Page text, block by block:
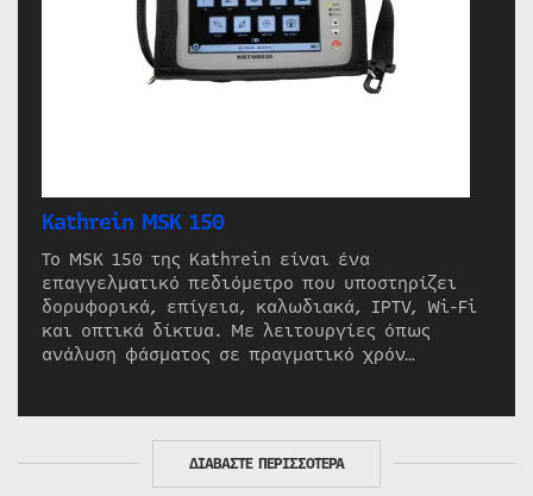
Kathrein MSK 150
Το MSK 150 της Kathrein είναι ένα
επαγγελματικό πεδιόμετρο που υποστηρίζει
δορυφορικά, επίγεια, καλωδιακά, IPTV, Wi-Fi
και οπτικά δίκτυα. Με λειτουργίες όπως
ανάλυση φάσματος σε πραγματικό χρόν…
ΔΙΑΒΑΣΤΕ ΠΕΡΙΣΣΟΤΕΡΑ